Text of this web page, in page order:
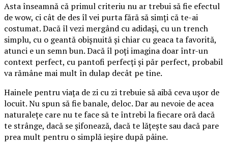
Asta înseamnă că primul criteriu nu ar trebui să fie efectul
de wow, ci cât de des îl vei purta fără să simți că te-ai
costumat. Dacă îl vezi mergând cu adidași, cu un trench
simplu, cu o geantă obișnuită și chiar cu geaca ta favorită,
atunci e un semn bun. Dacă îl poți imagina doar într-un
context perfect, cu pantofi perfecți și păr perfect, probabil
va rămâne mai mult în dulap decât pe tine.
Hainele pentru viața de zi cu zi trebuie să aibă ceva ușor de
locuit. Nu spun să fie banale, deloc. Dar au nevoie de acea
naturalețe care nu te face să te întrebi la fiecare oră dacă
te strânge, dacă se șifonează, dacă te lățește sau dacă pare
prea mult pentru o simplă ieșire după pâine.